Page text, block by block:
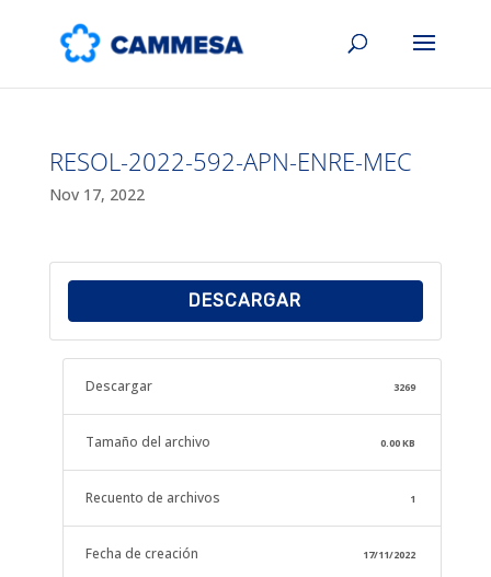
RESOL-2022-592-APN-ENRE-MEC
Nov 17, 2022
DESCARGAR
Descargar 3269
Tamaño del archivo 0.00 KB
Recuento de archivos 1
Fecha de creación 17/11/2022